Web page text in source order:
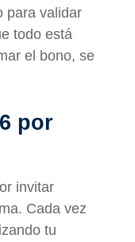
para validar
todo está
el bono, se
por
invitar
Cada vez
tu